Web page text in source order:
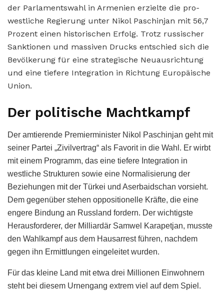
der Parlamentswahl in Armenien erzielte die pro-
westliche Regierung unter Nikol Paschinjan mit 56,7
Prozent einen historischen Erfolg. Trotz russischer
Sanktionen und massiven Drucks entschied sich die
Bevölkerung für eine strategische Neuausrichtung
und eine tiefere Integration in Richtung Europäische
Union.
Der politische Machtkampf
Der amtierende Premierminister Nikol Paschinjan geht mit
seiner Partei „Zivilvertrag“ als Favorit in die Wahl. Er wirbt
mit einem Programm, das eine tiefere Integration in
westliche Strukturen sowie eine Normalisierung der
Beziehungen mit der Türkei und Aserbaidschan vorsieht.
Dem gegenüber stehen oppositionelle Kräfte, die eine
engere Bindung an Russland fordern. Der wichtigste
Herausforderer, der Milliardär Samwel Karapetjan, musste
den Wahlkampf aus dem Hausarrest führen, nachdem
gegen ihn Ermittlungen eingeleitet wurden.
Für das kleine Land mit etwa drei Millionen Einwohnern
steht bei diesem Urnengang extrem viel auf dem Spiel.